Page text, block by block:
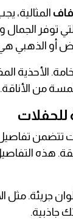
المثالية،
توفر الجمال
أو الذهبي
الأحذية
من الأناقة.
للحفلات
تتضمن تفاصيل
هذه
جريئة. مثل
جاذبية.